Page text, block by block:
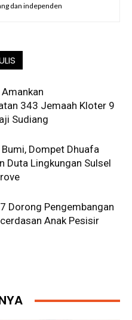
dan independen
343 Jemaah Kloter 9
Sudiang
Bumi, Dompet Dhuafa
Duta Lingkungan Sulsel
Dorong Pengembangan
Anak Pesisir